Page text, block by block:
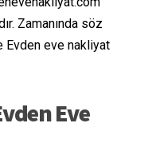
Zamanında söz
Evden eve nakliyat
Eve